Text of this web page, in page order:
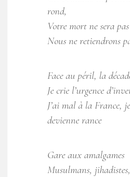
rond,
Votre mort ne sera
Nous ne retiendrons
Face au péril, la
Je crie l’urgence
J’ai mal à la France,
devienne rance
Gare aux amalgames
Musulmans,